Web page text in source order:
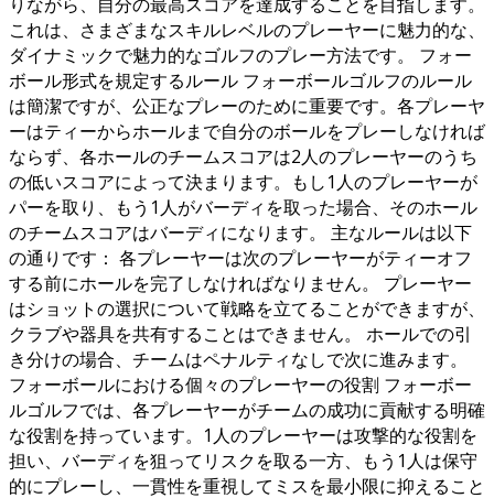
これは、さまざまなスキルレベルのプレーヤーに魅力的な、
ダイナミックで魅力的なゴルフのプレー方法です。 フォー
ボール形式を規定するルール フォーボールゴルフのルール
は簡潔ですが、公正なプレーのために重要です。各プレーヤ
ーはティーからホールまで自分のボールをプレーしなければ
ならず、各ホールのチームスコアは2人のプレーヤーのうち
の低いスコアによって決まります。もし1人のプレーヤーが
パーを取り、もう1人がバーディを取った場合、そのホール
のチームスコアはバーディになります。 主なルールは以下
の通りです： 各プレーヤーは次のプレーヤーがティーオフ
する前にホールを完了しなければなりません。 プレーヤー
はショットの選択について戦略を立てることができますが、
クラブや器具を共有することはできません。 ホールでの引
き分けの場合、チームはペナルティなしで次に進みます。
フォーボールにおける個々のプレーヤーの役割 フォーボー
ルゴルフでは、各プレーヤーがチームの成功に貢献する明確
な役割を持っています。1人のプレーヤーは攻撃的な役割を
担い、バーディを狙ってリスクを取る一方、もう1人は保守
的にプレーし、一貫性を重視してミスを最小限に抑えること